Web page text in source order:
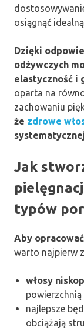
osiągnąć
Dzięki
odżywczych
elastyczność i
oparta na
zachowaniu
że zdrowe
Jak
typów
Aby
warto najpierw
włosy
najlepsze
obciążają